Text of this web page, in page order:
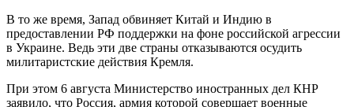
В то же время, Запад обвиняет Китай и Индию в
предоставлении РФ поддержки на фоне российской агрессии
в Украине. Ведь эти две страны отказываются осудить
милитаристские действия Кремля.
При этом 6 августа Министерство иностранных дел КНР
заявило, что Россия, армия которой совершает военные